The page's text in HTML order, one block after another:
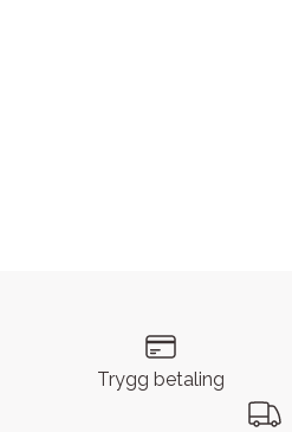
Trygg betaling